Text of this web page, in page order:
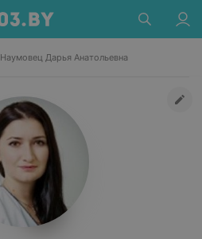
Наумовец Дарья Анатольевна